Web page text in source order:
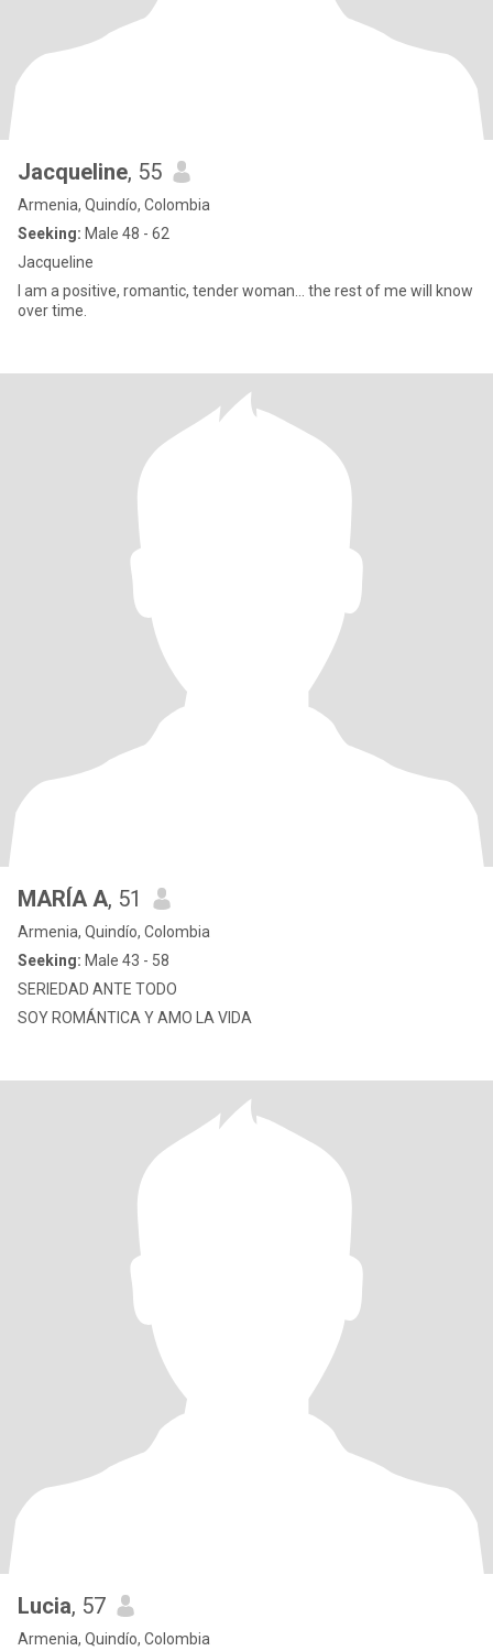
Jacqueline, 55
Armenia, Quindío, Colombia
Seeking: Male 48 - 62
Jacqueline
I am a positive, romantic, tender woman... the rest of me will know
over time.
MARÍA A, 51
Armenia, Quindío, Colombia
Seeking: Male 43 - 58
SERIEDAD ANTE TODO
SOY ROMÁNTICA Y AMO LA VIDA
Lucia, 57
Armenia, Quindío, Colombia